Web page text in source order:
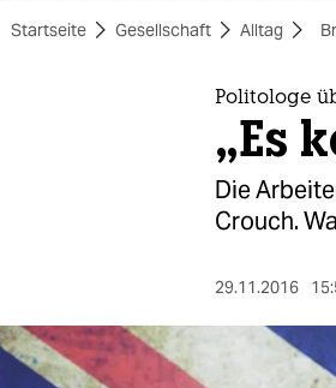
themen
berlin
Startseite Gesellschaft Alltag
Politologe
„Es
Die
Crouch.
29.11.2016